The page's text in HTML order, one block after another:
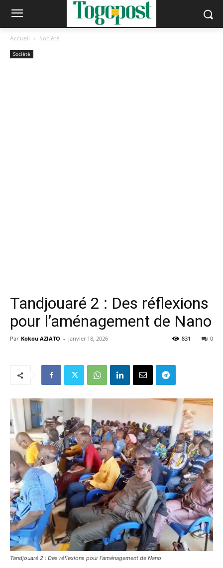
Accueil Société
Société
Tandjouaré 2 : Des réflexions
pour l’aménagement de Nano
Par Kokou AZIATO - janvier 18, 2026 0
831
Tandjouaré 2 : Des réflexions pour l'aménagement de Nano